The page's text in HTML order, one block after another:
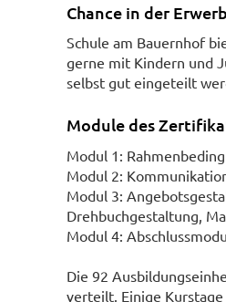
Chance in der
Schule am Bauernhof
gerne mit Kindern und
selbst gut eingeteilt
Module des
Modul 1:
Modul 2:
Modul 3:
Drehbuchgestaltung,
Modul 4:
Die 92
verteilt. Einige